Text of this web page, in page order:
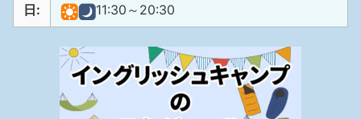
日: 11:30～20:30